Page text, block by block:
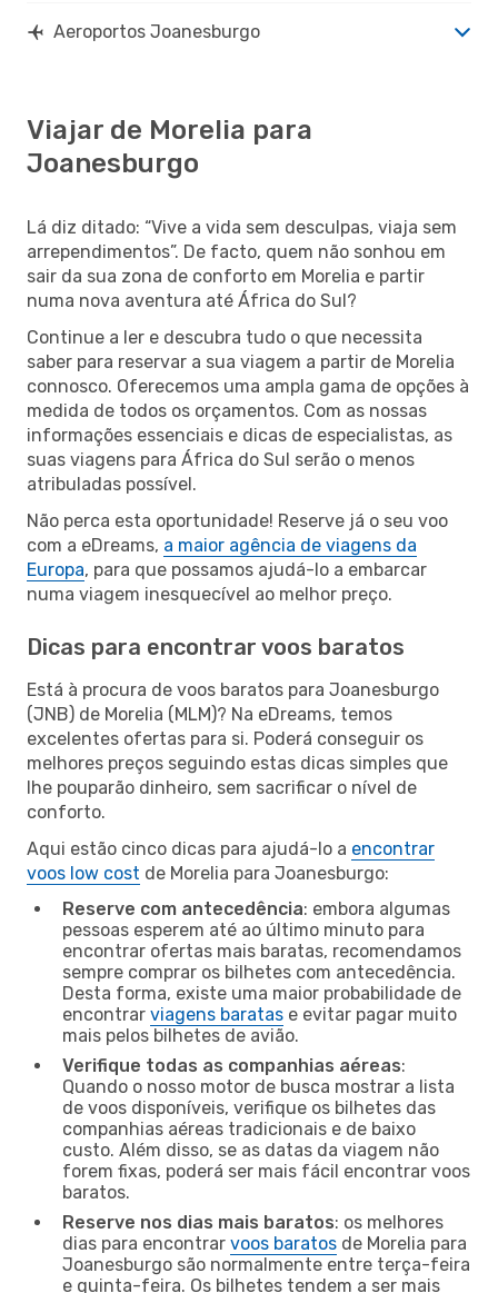
Aeroportos Joanesburgo
Viajar de Morelia para
Joanesburgo
Lá diz ditado: “Vive a vida sem desculpas, viaja sem
arrependimentos”. De facto, quem não sonhou em
sair da sua zona de conforto em Morelia e partir
numa nova aventura até África do Sul?
Continue a ler e descubra tudo o que necessita
saber para reservar a sua viagem a partir de Morelia
connosco. Oferecemos uma ampla gama de opções à
medida de todos os orçamentos. Com as nossas
informações essenciais e dicas de especialistas, as
suas viagens para África do Sul serão o menos
atribuladas possível.
Não perca esta oportunidade! Reserve já o seu voo
com a eDreams, a maior agência de viagens da
Europa, para que possamos ajudá-lo a embarcar
numa viagem inesquecível ao melhor preço.
Dicas para encontrar voos baratos
Está à procura de voos baratos para Joanesburgo
(JNB) de Morelia (MLM)? Na eDreams, temos
excelentes ofertas para si. Poderá conseguir os
melhores preços seguindo estas dicas simples que
lhe pouparão dinheiro, sem sacrificar o nível de
conforto.
Aqui estão cinco dicas para ajudá-lo a encontrar
voos low cost de Morelia para Joanesburgo:
Reserve com antecedência: embora algumas
pessoas esperem até ao último minuto para
encontrar ofertas mais baratas, recomendamos
sempre comprar os bilhetes com antecedência.
Desta forma, existe uma maior probabilidade de
encontrar viagens baratas e evitar pagar muito
mais pelos bilhetes de avião.
Verifique todas as companhias aéreas:
Quando o nosso motor de busca mostrar a lista
de voos disponíveis, verifique os bilhetes das
companhias aéreas tradicionais e de baixo
custo. Além disso, se as datas da viagem não
forem fixas, poderá ser mais fácil encontrar voos
baratos.
Reserve nos dias mais baratos: os melhores
dias para encontrar voos baratos de Morelia para
Joanesburgo são normalmente entre terça-feira
e quinta-feira. Os bilhetes tendem a ser mais